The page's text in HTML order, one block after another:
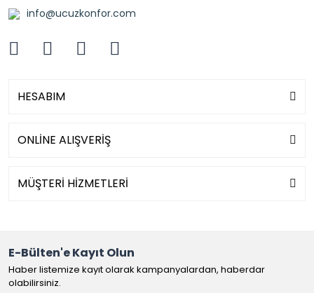
info@ucuzkonfor.com
HESABIM
ONLİNE ALIŞVERİŞ
MÜŞTERİ HİZMETLERİ
E-Bülten'e Kayıt Olun
Haber listemize kayıt olarak kampanyalardan, haberdar
olabilirsiniz.